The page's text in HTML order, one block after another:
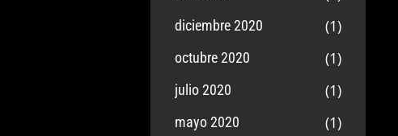
diciembre 2020 (1)
octubre 2020 (1)
julio 2020 (1)
mayo 2020 (1)